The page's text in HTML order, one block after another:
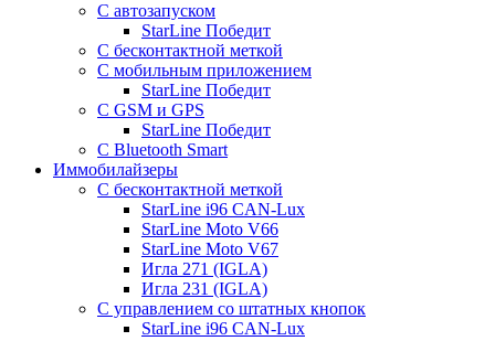
С автозапуском
StarLine Победит
С бесконтактной меткой
С мобильным приложением
StarLine Победит
С GSM и GPS
StarLine Победит
С Bluetooth Smart
Иммобилайзеры
С бесконтактной меткой
StarLine i96 CAN-Lux
StarLine Moto V66
StarLine Moto V67
Игла 271 (IGLA)
Игла 231 (IGLA)
С управлением со штатных кнопок
StarLine i96 CAN-Lux